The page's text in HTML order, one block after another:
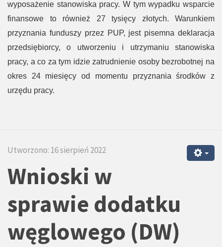
wyposażenie stanowiska pracy. W tym wypadku wsparcie
finansowe to również 27 tysięcy złotych. Warunkiem
przyznania funduszy przez PUP, jest pisemna deklaracja
przedsiębiorcy, o utworzeniu i utrzymaniu stanowiska
pracy, a co za tym idzie zatrudnienie osoby bezrobotnej na
okres 24 miesięcy od momentu przyznania środków z
urzędu pracy.
Utworzono: 16 sierpień 2022
Wnioski w
sprawie dodatku
węglowego (DW)